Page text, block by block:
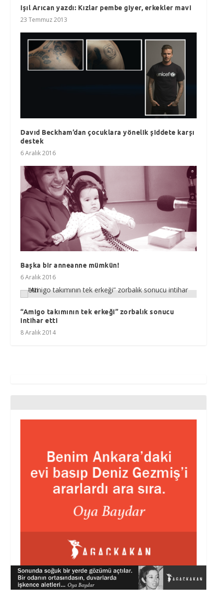
Işıl Arıcan yazdı: Kızlar pembe giyer, erkekler mavi
23 Temmuz 2013
Davıd Beckham’dan çocuklara yönelik şiddete karşı
destek
6 Aralık 2016
Başka bir anneanne mümkün!
6 Aralık 2016
“Amigo takımının tek erkeği” zorbalık sonucu
intihar etti
8 Aralık 2014